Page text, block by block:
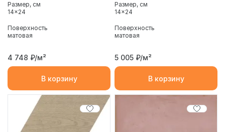
Размер, см
14x24
Поверхность
матовая
4 748 ₽/м²
В корзину
Размер, см
14x24
Поверхность
матовая
5 005 ₽/м²
В корзину